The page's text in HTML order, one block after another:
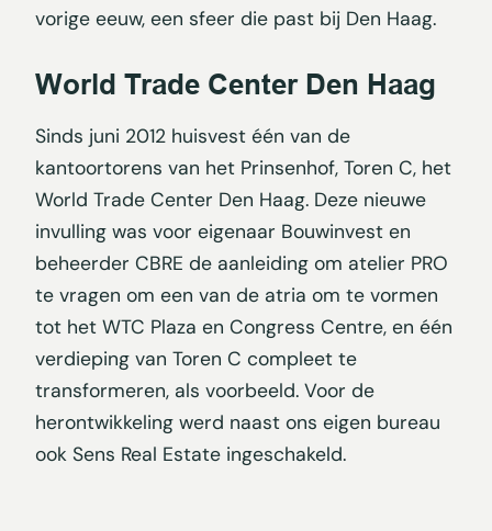
vorige eeuw, een sfeer die past bij Den Haag.
World Trade Center Den Haag
Sinds juni 2012 huisvest één van de
kantoortorens van het Prinsenhof, Toren C, het
World Trade Center Den Haag. Deze nieuwe
invulling was voor eigenaar Bouwinvest en
beheerder CBRE de aanleiding om atelier PRO
te vragen om een van de atria om te vormen
tot het WTC Plaza en Congress Centre, en één
verdieping van Toren C compleet te
transformeren, als voorbeeld. Voor de
herontwikkeling werd naast ons eigen bureau
ook Sens Real Estate ingeschakeld.